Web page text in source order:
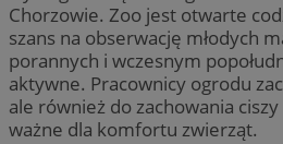
Chorzowie. Zoo jest otwarte
szans na obserwację młodych
porannych i wczesnym
aktywne. Pracownicy ogrodu
ale również do zachowania
ważne dla komfortu zwierząt.